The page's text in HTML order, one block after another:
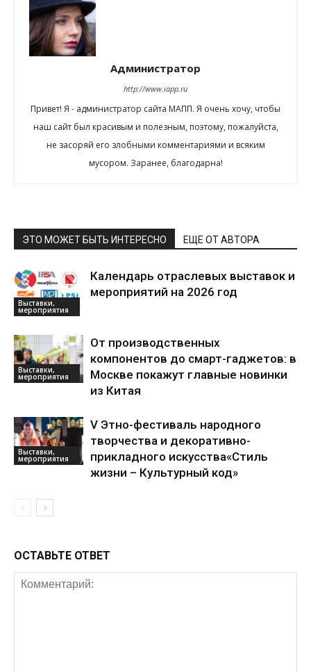
Администратор
http://www.iapp.ru
Привет! Я - администратор сайта МАПП. Я очень хочу, чтобы
наш сайт был красивым и полезным, поэтому, пожалуйста,
не засоряй его злобными комментариями и всяким
мусором. Заранее, благодарна!
ЭТО МОЖЕТ БЫТЬ ИНТЕРЕСНО ЕЩЕ ОТ АВТОРА
Выставки,
мероприятия
Календарь отраслевых выставок и
мероприятий на 2026 год
Выставки,
мероприятия
От производственных
компонентов до смарт-гаджетов: в
Москве покажут главные новинки
из Китая
Выставки,
мероприятия
V Этно-фестиваль народного
творчества и декоративно-
прикладного искусства«Стиль
жизни – Культурный код»
ОСТАВЬТЕ ОТВЕТ